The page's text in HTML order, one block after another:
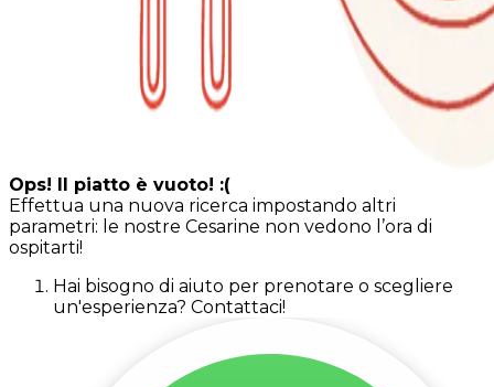
Ops! Il piatto è vuoto! :(
Effettua una nuova ricerca impostando altri
parametri: le nostre Cesarine non vedono l’ora di
ospitarti!
Hai bisogno di aiuto per prenotare o scegliere
un'esperienza? Contattaci!